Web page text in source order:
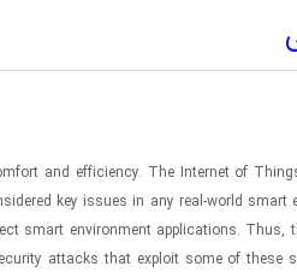
and efficiency. The Internet of
key issues in any real-world smart
smart environment applications. Thus,
attacks that exploit some of these